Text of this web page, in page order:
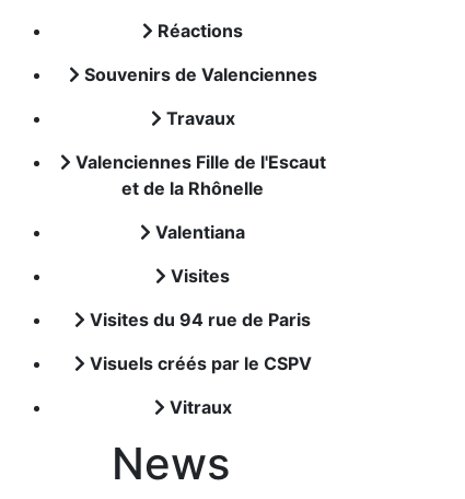
Réactions
Souvenirs de Valenciennes
Travaux
Valenciennes Fille de l'Escaut
et de la Rhônelle
Valentiana
Visites
Visites du 94 rue de Paris
Visuels créés par le CSPV
Vitraux
News